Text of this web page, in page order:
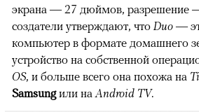
экрана — 27 дюймов, разрешение
создатели утверждают, что Duo —
компьютер в формате домашнего
устройство на собственной
OS, и больше всего она похожа на
Samsungили на Android TV.